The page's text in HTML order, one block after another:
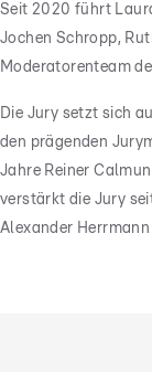
Seit 2020 führt
Jochen Schropp,
Moderatorenteam
Die Jury setzt sich
den prägenden
Jahre Reiner
verstärkt die Jury
Alexander